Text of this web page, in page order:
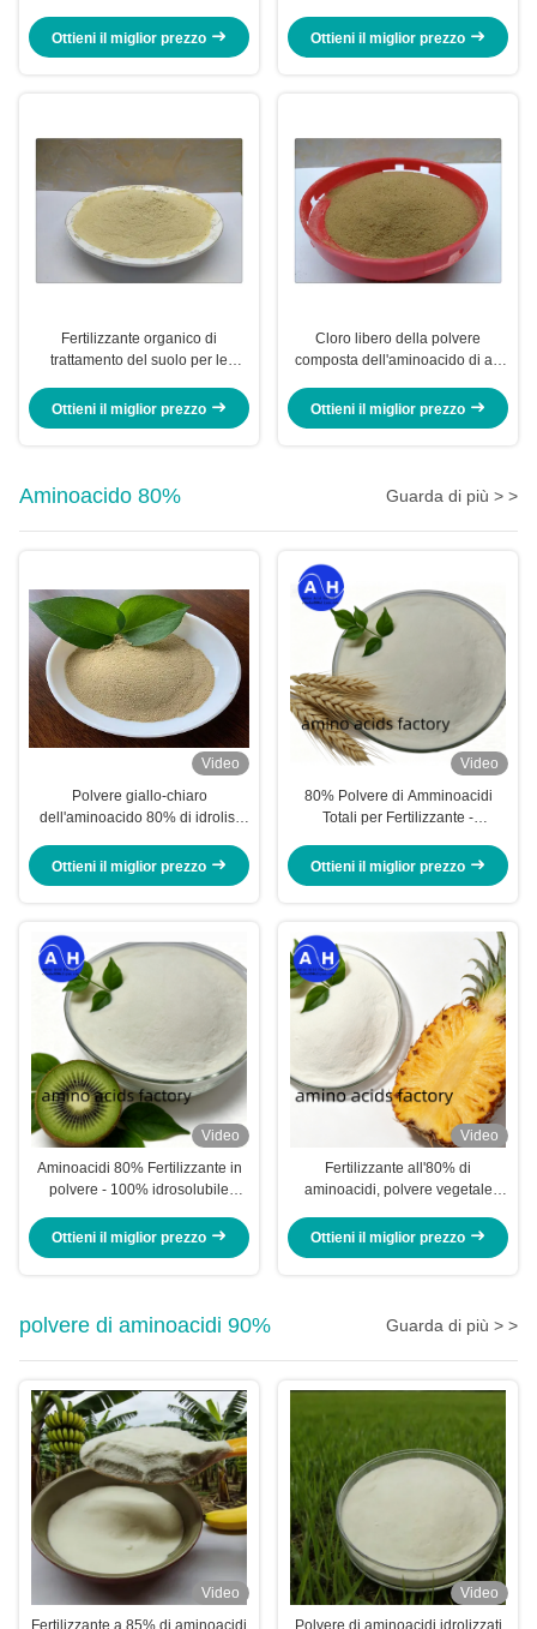
Ottieni il miglior prezzo
Ottieni il miglior prezzo
Fertilizzante organico di
trattamento del suolo per le
aminoacidi
Ottieni il miglior prezzo
Cloro libero della polvere
composta dell'aminoacido di aa
patata
Ottieni il miglior prezzo
Aminoacido 80% Guarda di più > >
Video
Polvere giallo-chiaro
dell'aminoacido 80% di idrolisi
Ottieni il miglior prezzo
Video
80% Polvere di Amminoacidi
Totali per Fertilizzante -
amminoacidi proteici di mais
100% idrosolubile e non OGM
Ottieni il miglior prezzo
Video
Aminoacidi 80% Fertilizzante in
polvere - 100% idrosolubile
aminoacidi totali
Ottieni il miglior prezzo
Video
Fertilizzante all'80% di
aminoacidi, polvere vegetale
l'agricoltura biologica
Ottieni il miglior prezzo
polvere di aminoacidi 90% Guarda di più > >
Video
Fertilizzante a 85% di aminoacidi
Video
Polvere di aminoacidi idrolizzati